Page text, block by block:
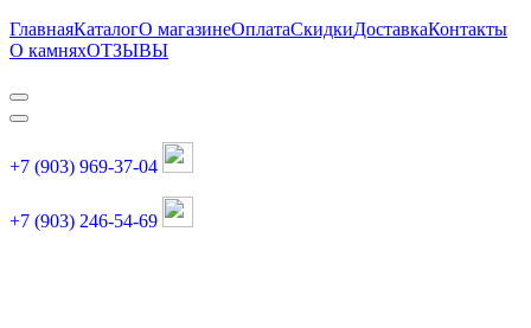
ГлавнаяКаталогО магазинеОплатаСкидкиДоставкаКонтакты
О камняхОТЗЫВЫ
+7 (903) 969-37-04
+7 (903) 246-54-69